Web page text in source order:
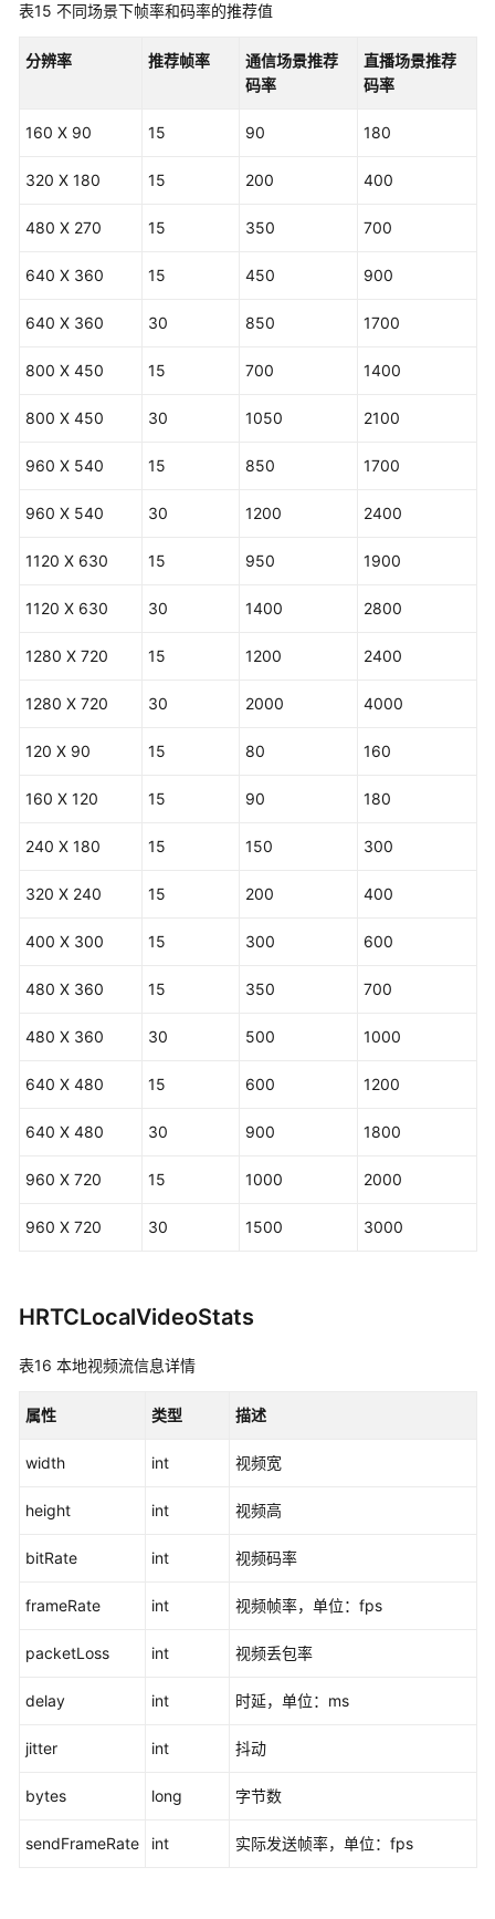
表15 不同场景下帧率和码率的推荐值
分辨率 推荐帧率
通信场景推荐
码率
直播场景推荐
码率
160 X 90 15 90 180
320 X 180 15 200 400
480 X 270 15 350 700
640 X 360 15 450 900
640 X 360 30 850 1700
800 X 450 15 700 1400
800 X 450 30 1050 2100
960 X 540 15 850 1700
960 X 540 30 1200 2400
1120 X 630 15 950 1900
1120 X 630 30 1400 2800
1280 X 720 15 1200 2400
1280 X 720 30 2000 4000
120 X 90 15 80 160
160 X 120 15 90 180
240 X 180 15 150 300
320 X 240 15 200 400
400 X 300 15 300 600
480 X 360 15 350 700
480 X 360 30 500 1000
640 X 480 15 600 1200
640 X 480 30 900 1800
960 X 720 15 1000 2000
960 X 720 30 1500 3000
HRTCLocalVideoStats
表16 本地视频流信息详情
属性 类型 描述
width int 视频宽
height int 视频高
bitRate int 视频码率
frameRate int 视频帧率，单位：fps
packetLoss int 视频丢包率
delay int 时延，单位：ms
jitter int 抖动
bytes long 字节数
sendFrameRate int 实际发送帧率，单位：fps